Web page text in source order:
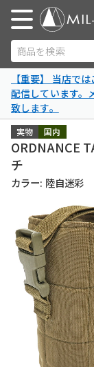
商品を検索
【重要】 当店で
配信しています。
致します。
国内
実物
ORDNANCE
チ
カラー: 陸自迷彩